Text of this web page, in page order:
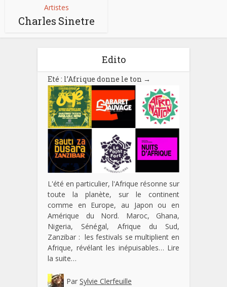
Artistes
Charles Sinetre
Edito
Eté : l’Afrique donne le ton →
L'été en particulier, l'Afrique résonne sur
toute la planète, sur le continent
comme en Europe, au Japon ou en
Amérique du Nord. Maroc, Ghana,
Nigeria, Sénégal, Afrique du Sud,
Zanzibar : les festivals se multiplient en
Afrique, révélant les inépuisables… Lire
la suite…
Par Sylvie Clerfeuille